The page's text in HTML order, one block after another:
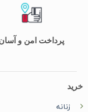
پرداخت امن و آسان
خرید
زنانه